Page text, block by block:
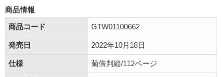
商品情報
商品コード
GTW01100662
発売日 2022年10月18日
仕様 菊倍判縦/112ページ